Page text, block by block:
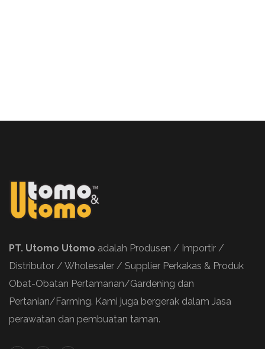
PT. Utomo Utomo adalah Produsen / Importir /
Distributor / Wholesaler / Supplier Perkakas & Produk
Obat-Obatan Pertamanan/Gardening dan
Pertanian/Farming. Kami juga bergerak dalam Jasa
perawatan dan pembuatan taman.